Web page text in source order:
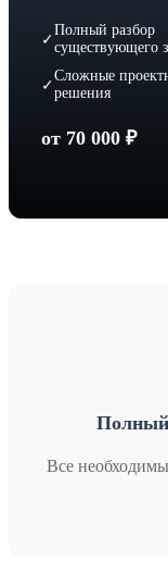
✓
Полный разбор
существующего
✓
Сложные
решения
от 70 000 ₽
Полный
Все